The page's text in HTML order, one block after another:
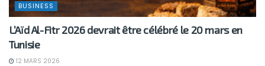
BUSINESS
L’Aïd Al-Fitr 2026 devrait être célébré le 20 mars en
Tunisie
12 MARS 2026